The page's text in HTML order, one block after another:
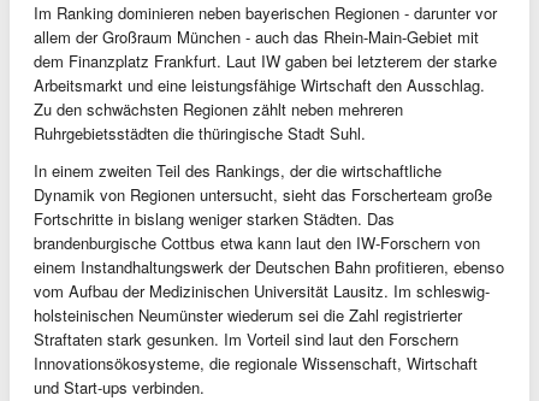
Im Ranking dominieren neben bayerischen Regionen - darunter vor
allem der Großraum München - auch das Rhein-Main-Gebiet mit
dem Finanzplatz Frankfurt. Laut IW gaben bei letzterem der starke
Arbeitsmarkt und eine leistungsfähige Wirtschaft den Ausschlag.
Zu den schwächsten Regionen zählt neben mehreren
Ruhrgebietsstädten die thüringische Stadt Suhl.
In einem zweiten Teil des Rankings, der die wirtschaftliche
Dynamik von Regionen untersucht, sieht das Forscherteam große
Fortschritte in bislang weniger starken Städten. Das
brandenburgische Cottbus etwa kann laut den IW-Forschern von
einem Instandhaltungswerk der Deutschen Bahn profitieren, ebenso
vom Aufbau der Medizinischen Universität Lausitz. Im schleswig-
holsteinischen Neumünster wiederum sei die Zahl registrierter
Straftaten stark gesunken. Im Vorteil sind laut den Forschern
Innovationsökosysteme, die regionale Wissenschaft, Wirtschaft
und Start-ups verbinden.